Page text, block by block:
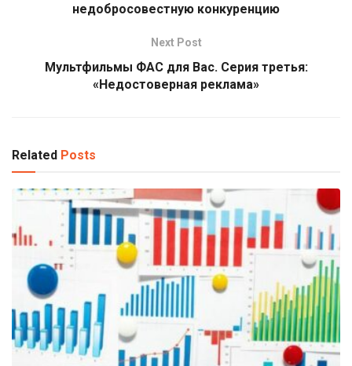
недобросовестную конкуренцию
Next Post
Мультфильмы ФАС для Вас. Серия третья:
«Недостоверная реклама»
Related Posts